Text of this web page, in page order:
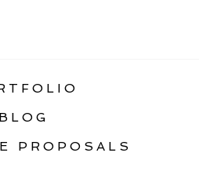
BLOG
PROPOSALS